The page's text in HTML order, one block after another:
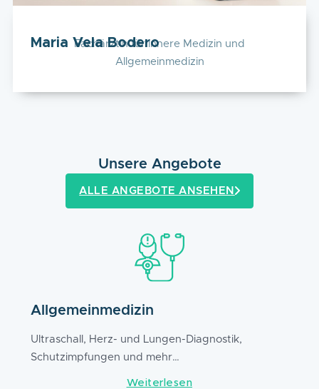
Maria Vela Bodero
Fachärztin für innere Medizin und
Allgemeinmedizin
Unsere Angebote
ALLE ANGEBOTE ANSEHEN
Allgemeinmedizin
Ultraschall, Herz- und Lungen-Diagnostik,
Schutzimpfungen und mehr…
Weiterlesen